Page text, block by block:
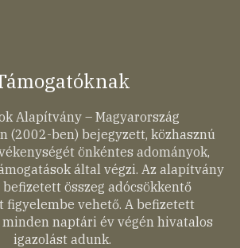
Alapítvány – Magyarország
(2002-ben) bejegyzett, közhasznú
önkéntes adományok,
által végzi. Az alapítvány
összeg adócsökkentő
figyelembe vehető. A befizetett
naptári év végén hivatalos
igazolást adunk.